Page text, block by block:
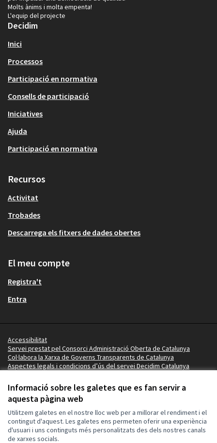
Informació sobre les galetes que es fan servir a
aquesta pàgina web
Utilitzem galetes en el nostre lloc web per a millorar el rendiment i el
contingut d'aquest. Les galetes ens permeten oferir una experiència
d'usuari i uns continguts més personalitzats des dels nostres canals
de xarxes socials.
Molts ànims i molta empenta!
L'equip del projecte
Decidim
Inici
Processos
Participació en normativa
Consells de participació
Iniciatives
Ajuda
Participació en normativa
Recursos
Activitat
Trobades
Descarrega els fitxers de dades obertes
El meu compte
Registra't
Entra
Accessibilitat
Servei prestat pel Consorci Administració Oberta de Catalunya
Col·labora la Xarxa de Governs Transparents de Catalunya
Aspectes legals i condicions d’ús del servei Decidim Catalunya
Termes i condicions
Configuració de les galetes
Ajuntament de Salou a X
(Enllaç extern)
Ajuntament de Salou a Facebook
(Enllaç extern)
Ajuntament de Salou a Instagram
(Enllaç extern)
Ajuntament de Salou a YouTube
(Enllaç extern)
Ajuntament de Salou a GitHub
(Enllaç extern)